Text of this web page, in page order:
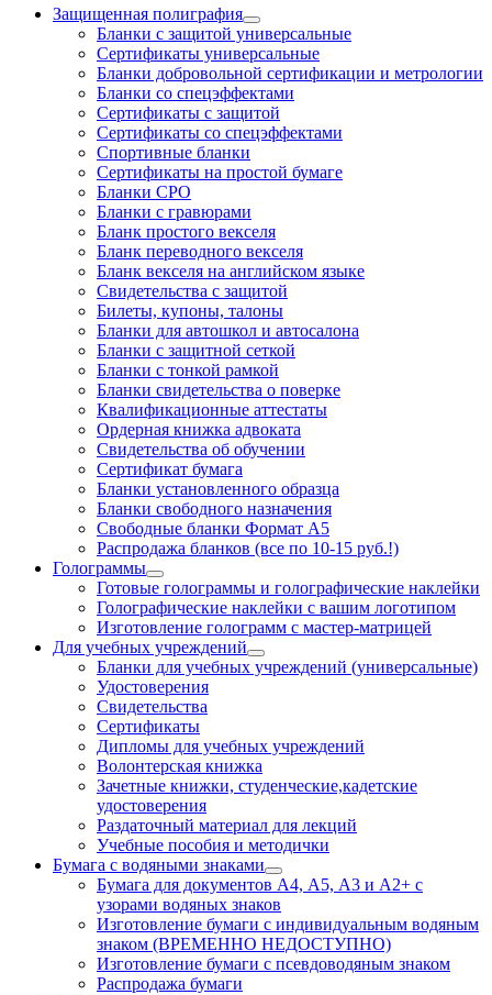
Защищенная полиграфия
Бланки с защитой универсальные
Сертификаты универсальные
Бланки добровольной сертификации и метрологии
Бланки со спецэффектами
Сертификаты с защитой
Сертификаты со спецэффектами
Спортивные бланки
Cертификаты на простой бумаге
Бланки СРО
Бланки с гравюрами
Бланк простого векселя
Бланк переводного векселя
Бланк векселя на английском языке
Свидетельства с защитой
Билеты, купоны, талоны
Бланки для автошкол и автосалона
Бланки с защитной сеткой
Бланки с тонкой рамкой
Бланки свидетельства о поверке
Квалификационные аттестаты
Ордерная книжка адвоката
Свидетельства об обучении
Сертификат бумага
Бланки установленного образца
Бланки свободного назначения
Свободные бланки Формат А5
Распродажа бланков (все по 10-15 руб.!)
Голограммы
Готовые голограммы и голографические наклейки
Голографические наклейки с вашим логотипом
Изготовление голограмм с мастер-матрицей
Для учебных учреждений
Бланки для учебных учреждений (универсальные)
Удостоверения
Свидетельства
Сертификаты
Дипломы для учебных учреждений
Волонтерская книжка
Зачетные книжки, студенческие,кадетские
удостоверения
Раздаточный материал для лекций
Учебные пособия и методички
Бумага с водяными знаками
Бумага для документов А4, А5, А3 и А2+ с
узорами водяных знаков
Изготовление бумаги с индивидуальным водяным
знаком (ВРЕМЕННО НЕДОСТУПНО)
Изготовление бумаги с псевдоводяным знаком
Распродажа бумаги